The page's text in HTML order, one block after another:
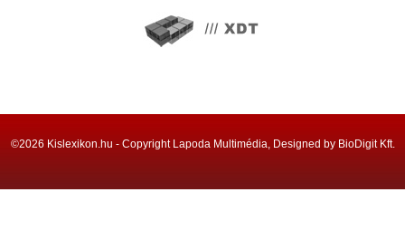
©2026 Kislexikon.hu - Copyright Lapoda Multimédia, Designed by BioDigit Kft.